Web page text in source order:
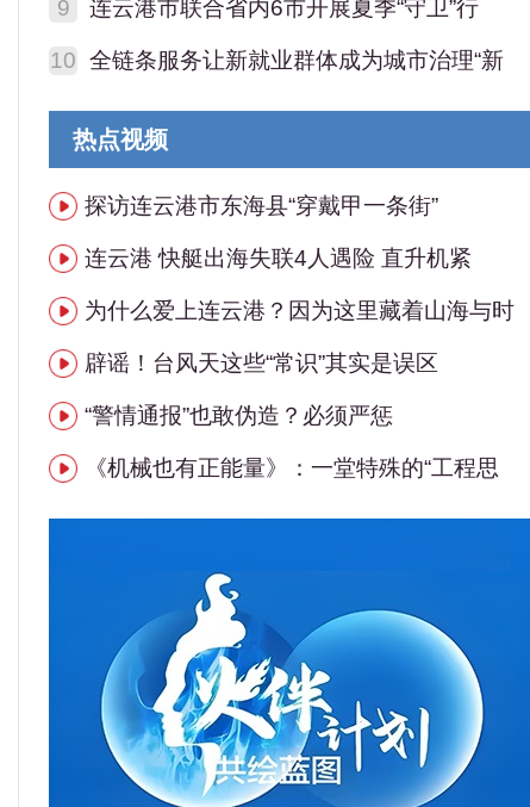
9 连云港市联合省内6市开展夏季“守卫”行
10 全链条服务让新就业群体成为城市治理“新
热点视频
探访连云港市东海县“穿戴甲一条街”
连云港 快艇出海失联4人遇险 直升机紧
为什么爱上连云港？因为这里藏着山海与时
辟谣！台风天这些“常识”其实是误区
“警情通报”也敢伪造？必须严惩
《机械也有正能量》：一堂特殊的“工程思